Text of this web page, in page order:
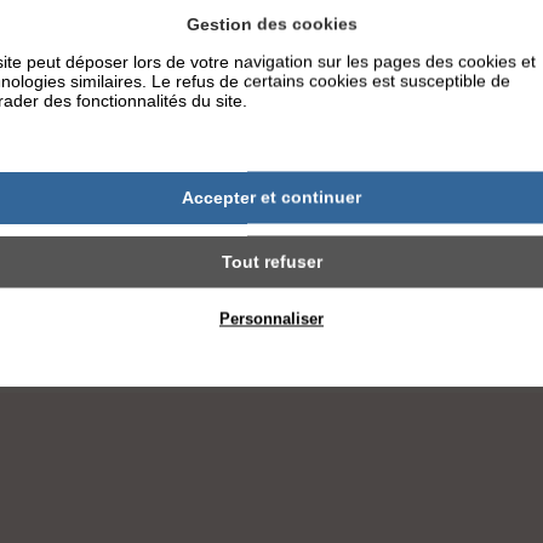
différents acteurs autour d’une même
la maladie allergique et son impact au quotidien
Gestion des cookies
peut déposer lors de votre navigation sur les pages des cookies et
similaires. Le refus de certains cookies est susceptible de
des fonctionnalités du site.
Accepter et continuer
Tout refuser
Personnaliser